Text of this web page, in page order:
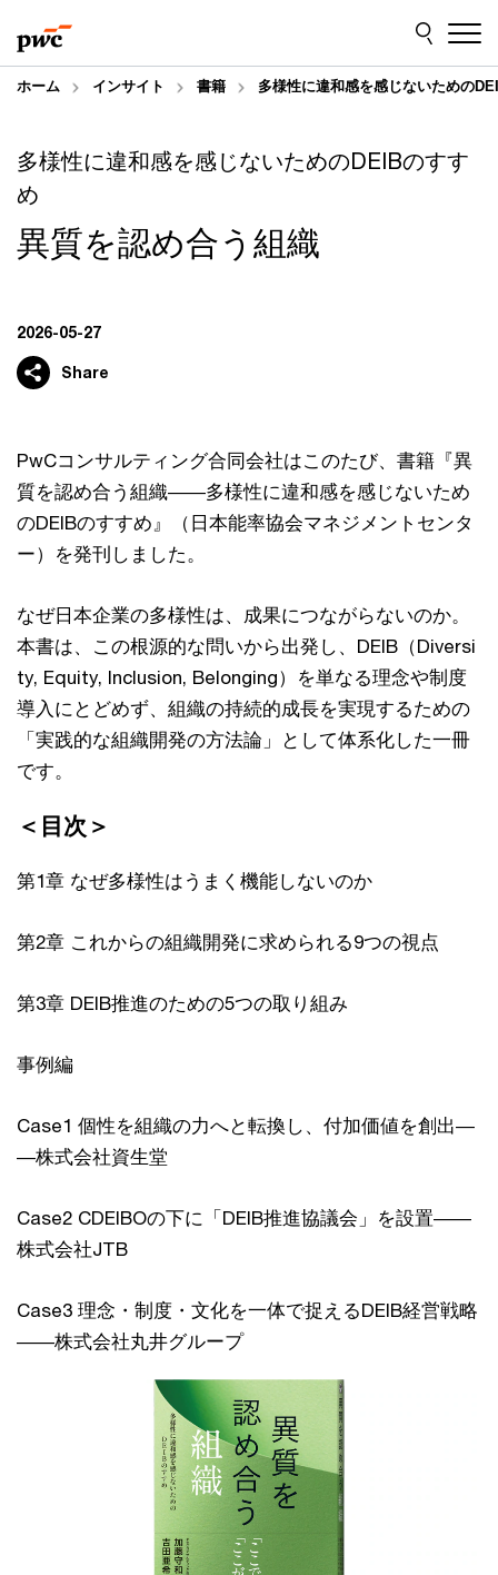
to
content
to
footer
ホーム インサイト 書籍 多様性に違和感を感じないための
多様性に違和感を感じないためのDEIBのすす
め
異質を認め合う組織
2026-05-27
Share
PwCコンサルティング合同会社はこのたび、書籍『異
質を認め合う組織――多様性に違和感を感じないため
のDEIBのすすめ』（日本能率協会マネジメントセンタ
ー）を発刊しました。
なぜ日本企業の多様性は、成果につながらないのか。
本書は、この根源的な問いから出発し、DEIB（Diversi
ty, Equity, Inclusion, Belonging）を単なる理念や制度
導入にとどめず、組織の持続的成長を実現するための
「実践的な組織開発の方法論」として体系化した一冊
です。
＜目次＞
第1章 なぜ多様性はうまく機能しないのか
第2章 これからの組織開発に求められる9つの視点
第3章 DEIB推進のための5つの取り組み
事例編
Case1 個性を組織の力へと転換し、付加価値を創出―
―株式会社資生堂
Case2 CDEIBOの下に「DEIB推進協議会」を設置――
株式会社JTB
Case3 理念・制度・文化を一体で捉えるDEIB経営戦略
――株式会社丸井グループ